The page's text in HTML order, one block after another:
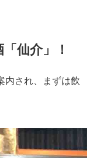
仙介」！
内され、まずは飲